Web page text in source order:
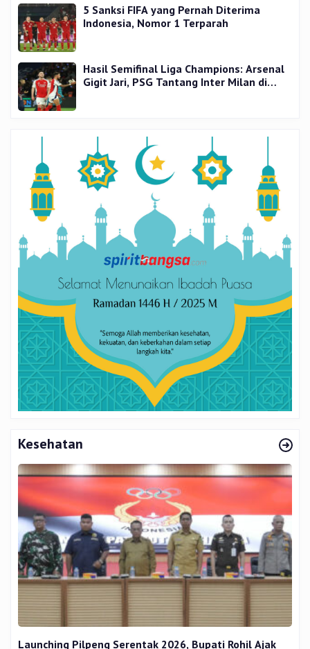
5 Sanksi FIFA yang Pernah Diterima
Indonesia, Nomor 1 Terparah
Hasil Semifinal Liga Champions: Arsenal
Gigit Jari, PSG Tantang Inter Milan di
Kesehatan
Launching Pilpeng Serentak 2026, Bupati Rohil Ajak